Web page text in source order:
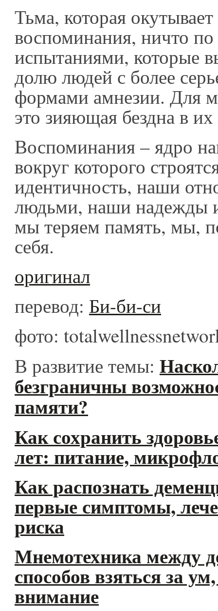
Тьма, которая
воспоминания, ничто
испытаниями, которые
долю людей с более
формами амнезии. Для
это зияющая бездна в
Воспоминания – ядро
вокруг которого
идентичность, наши
людьми, наши надежды
мы теряем память, мы,
себя.
оригинал
перевод: Би-би-си
фото:
В развитие темы:
безграничны
памяти?
Как сохранить
лет: питание,
Как распознать
первые симптомы,
риска
Мнемотехника между
способов взяться за
внимание